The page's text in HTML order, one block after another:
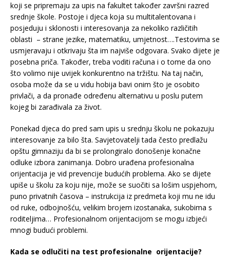
koji se pripremaju za upis na fakultet također završni razred
srednje škole. Postoje i djeca koja su multitalentovana i
posjeduju i sklonosti i interesovanja za nekoliko različitih
oblasti – strane jezike, matematiku, umjetnost….Testovima se
usmjeravaju i otkrivaju šta im najviše odgovara. Svako dijete je
posebna priča. Također, treba voditi računa i o tome da ono
što volimo nije uvijek konkurentno na tržištu. Na taj način,
osoba može da se u vidu hobija bavi onim što je osobito
privlači, a da pronađe određenu alternativu u poslu putem
kojeg bi zarađivala za život.
Ponekad djeca do pred sam upis u srednju školu ne pokazuju
interesovanje za bilo šta. Savjetovatelji tada često predlažu
opštu gimnaziju da bi se prolongiralo donošenje konačne
odluke izbora zanimanja. Dobro urađena profesionalna
orijentacija je vid prevencije budućih problema. Ako se dijete
upiše u školu za koju nije, može se suočiti sa lošim uspjehom,
puno privatnih časova – instrukcija iz predmeta koji mu ne idu
od ruke, odbojnošću, velikim brojem izostanaka, sukobima s
roditeljima… Profesionalnom orijentacijom se mogu izbjeći
mnogi budući problemi.
Kada se odlučiti na test profesionalne orijentacije?